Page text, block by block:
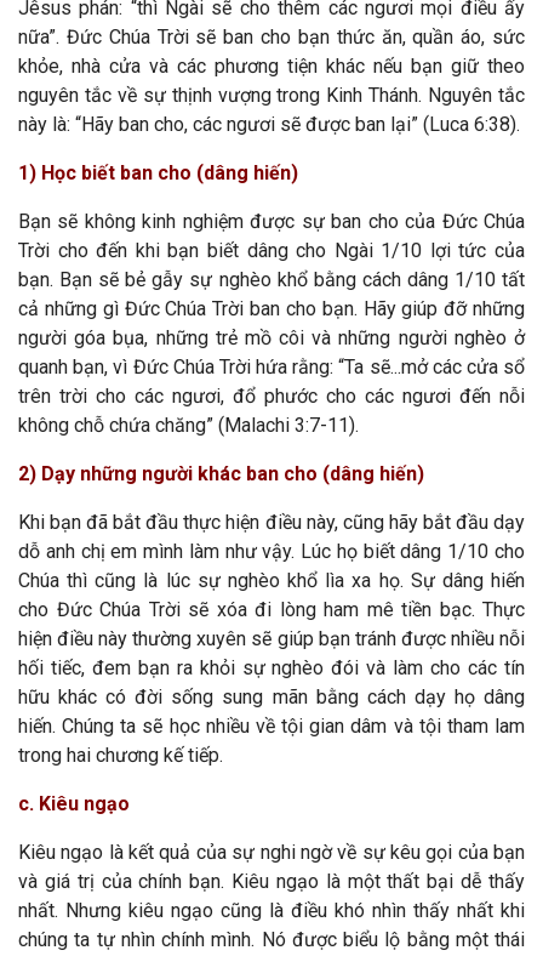
Jêsus phán: “thì Ngài sẽ cho thêm các ngươi mọi điều ấy
nữa”. Đức Chúa Trời sẽ ban cho bạn thức ăn, quần áo, sức
khỏe, nhà cửa và các phương tiện khác nếu bạn giữ theo
nguyên tắc về sự thịnh vượng trong Kinh Thánh. Nguyên tắc
này là: “Hãy ban cho, các ngươi sẽ được ban lại” (Luca 6:38).
1) Học biết ban cho (dâng hiến)
Bạn sẽ không kinh nghiệm được sự ban cho của Đức Chúa
Trời cho đến khi bạn biết dâng cho Ngài 1/10 lợi tức của
bạn. Bạn sẽ bẻ gẫy sự nghèo khổ bằng cách dâng 1/10 tất
cả những gì Đức Chúa Trời ban cho bạn. Hãy giúp đỡ những
người góa bụa, những trẻ mồ côi và những người nghèo ở
quanh bạn, vì Đức Chúa Trời hứa rằng: “Ta sẽ...mở các cửa sổ
trên trời cho các ngươi, đổ phước cho các ngươi đến nỗi
không chỗ chứa chăng” (Malachi 3:7-11).
2) Dạy những người khác ban cho (dâng hiến)
Khi bạn đã bắt đầu thực hiện điều này, cũng hãy bắt đầu dạy
dỗ anh chị em mình làm như vậy. Lúc họ biết dâng 1/10 cho
Chúa thì cũng là lúc sự nghèo khổ lìa xa họ. Sự dâng hiến
cho Đức Chúa Trời sẽ xóa đi lòng ham mê tiền bạc. Thực
hiện điều này thường xuyên sẽ giúp bạn tránh được nhiều nỗi
hối tiếc, đem bạn ra khỏi sự nghèo đói và làm cho các tín
hữu khác có đời sống sung mãn bằng cách dạy họ dâng
hiến. Chúng ta sẽ học nhiều về tội gian dâm và tội tham lam
trong hai chương kế tiếp.
c. Kiêu ngạo
Kiêu ngạo là kết quả của sự nghi ngờ về sự kêu gọi của bạn
và giá trị của chính bạn. Kiêu ngạo là một thất bại dễ thấy
nhất. Nhưng kiêu ngạo cũng là điều khó nhìn thấy nhất khi
chúng ta tự nhìn chính mình. Nó được biểu lộ bằng một thái